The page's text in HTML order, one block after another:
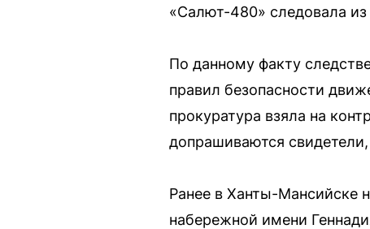
«Салют-480» следовала
По данному факту
правил безопасности
прокуратура взяла на
допрашиваются
Ранее в Ханты-Мансийске
набережной имени